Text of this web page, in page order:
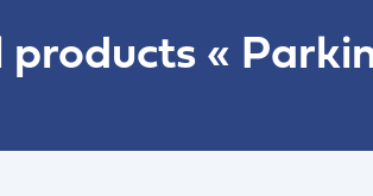
products «